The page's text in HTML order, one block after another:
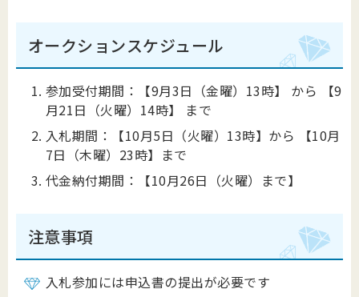
オークションスケジュール
参加受付期間：【9月3日（金曜）13時】 から 【9
月21日（火曜）14時】 まで
入札期間：【10月5日（火曜）13時】から 【10月
7日（木曜）23時】まで
代金納付期間：【10月26日（火曜）まで】
注意事項
入札参加には申込書の提出が必要です